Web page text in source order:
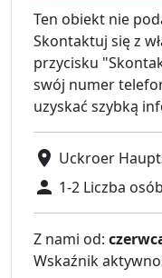
Ten obiekt nie
Skontaktuj się z
przycisku
swój numer
uzyskać szybką
Uckroer
1-2 Liczba osób
Z nami od:
Wskaźnik